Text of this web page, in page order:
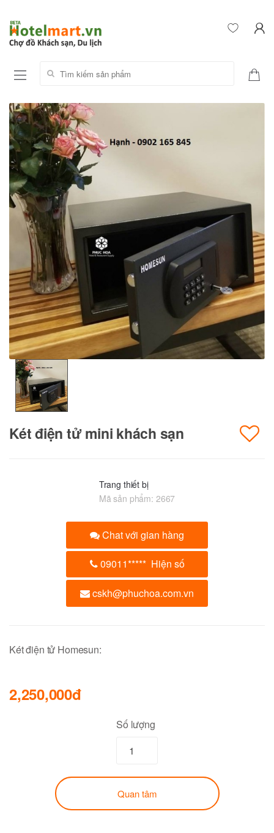
Tìm kiếm sản phẩm:
Két điện tử mini khách sạn
Trang thiết bị
Mã sản phẩm: 2667
Chat với gian hàng
09011***** Hiện số
cskh@phuchoa.com.vn
Két điện tử Homesun:
2,250,000đ
Số lượng
Quan tâm